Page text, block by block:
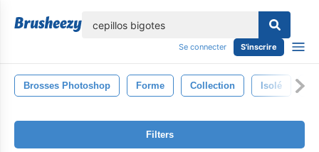
Se connecter S'inscrire
Brosses Photoshop Forme Collection Isolé
Filters